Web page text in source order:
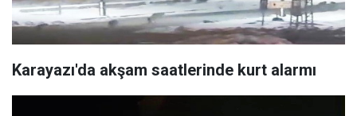
Karayazı'da akşam saatlerinde kurt alarmı